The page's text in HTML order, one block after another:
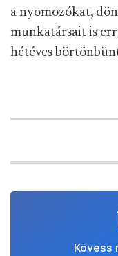
a nyomozókat,
munkatársait is
hétéves
Kövess